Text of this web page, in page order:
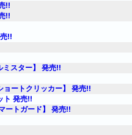
!!
!!
!!
ミスター】 発売!!
ートクリッカー】 発売!!
ト 発売!!
ートガード】 発売!!